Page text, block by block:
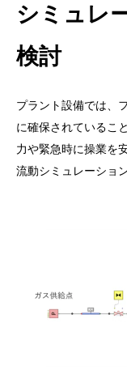
シミュレ
検討
プラント設備では、
に確保されているこ
力や緊急時に操業を
流動シミュレーショ